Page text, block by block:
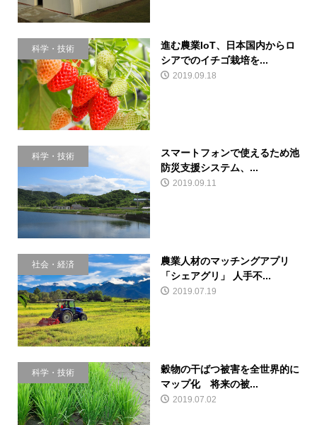
科学・技術
進む農業IoT、日本国内からロ
シアでのイチゴ栽培を...
2019.09.18
科学・技術
スマートフォンで使えるため池
防災支援システム、...
2019.09.11
社会・経済
農業人材のマッチングアプリ
「シェアグリ」 人手不...
2019.07.19
科学・技術
穀物の干ばつ被害を全世界的に
マップ化 将来の被...
2019.07.02